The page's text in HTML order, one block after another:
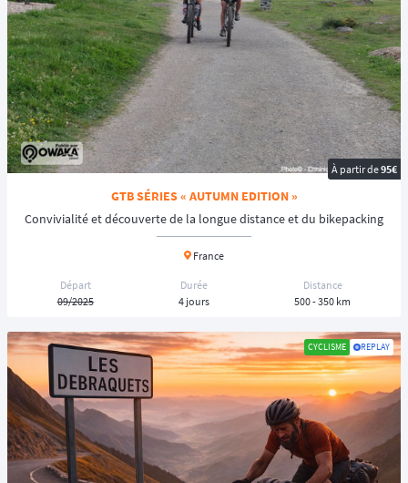
À partir de95€
GTB SÉRIES « AUTUMN EDITION »
Convivialité et découverte de la longue distance et du bikepacking
France
Départ
09/2025
Durée
4 jours
Distance
500 - 350 km
CYCLISME REPLAY